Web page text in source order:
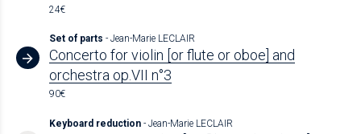
24€
Set of parts - Jean-Marie LECLAIR
Concerto for violin [or flute or oboe] and
orchestra op.VII n°3
90€
Keyboard reduction - Jean-Marie LECLAIR